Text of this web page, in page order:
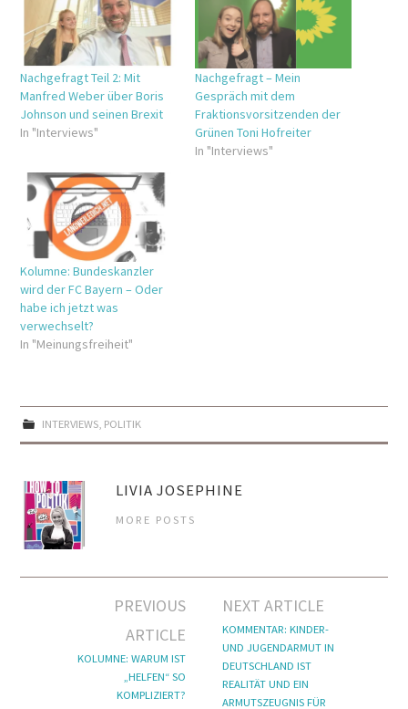
Nachgefragt Teil 2: Mit
Manfred Weber über Boris
Johnson und seinen Brexit
In "Interviews"
Nachgefragt – Mein
Gespräch mit dem
Fraktionsvorsitzenden der
Grünen Toni Hofreiter
In "Interviews"
Kolumne: Bundeskanzler
wird der FC Bayern – Oder
habe ich jetzt was
verwechselt?
In "Meinungsfreiheit"
INTERVIEWS, POLITIK
LIVIA JOSEPHINE
MORE POSTS
Navigation
PREVIOUS
ARTICLE
KOLUMNE: WARUM IST
„HELFEN“ SO
KOMPLIZIERT?
NEXT ARTICLE
KOMMENTAR: KINDER-
UND JUGENDARMUT IN
DEUTSCHLAND IST
REALITÄT UND EIN
ARMUTSZEUGNIS FÜR